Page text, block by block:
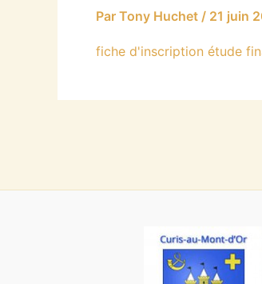
Par Tony Huchet / 21 juin
fiche d'inscription étude